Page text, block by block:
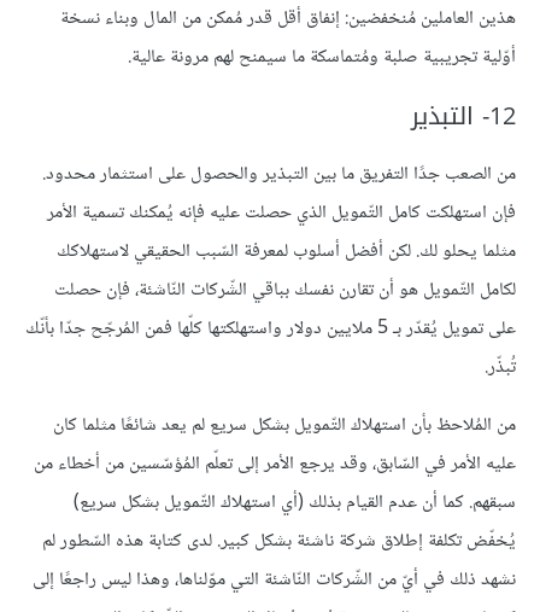
هذين العاملين مُنخفضين: إنفاق أقل قدر مُمكن من المال وبناء نسخة
أوّلية تجريبية صلبة ومُتماسكة ما سيمنح لهم مرونة عالية.
12- التبذير
من الصعب جدًا التفريق ما بين التبذير والحصول على استثمار محدود.
فإن استهلكت كامل التّمويل الذي حصلت عليه فإنه يُمكنك تسمية الأمر
مثلما يحلو لك. لكن أفضل أسلوب لمعرفة السّبب الحقيقي لاستهلاكك
لكامل التّمويل هو أن تقارن نفسك بباقي الشّركات النّاشئة، فإن حصلت
على تمويل يُقدّر بـ 5 ملايين دولار واستهلكتها كلّها فمن المُرجّح جدّا بأنّك
تُبذّر.
من المُلاحظ بأن استهلاك التّمويل بشكل سريع لم يعد شائعًا مثلما كان
عليه الأمر في السّابق، وقد يرجع الأمر إلى تعلّم المُؤسّسين من أخطاء من
سبقهم. كما أن عدم القيام بذلك (أي استهلاك التّمويل بشكل سريع)
يُخفّض تكلفة إطلاق شركة ناشئة بشكل كبير. لدى كتابة هذه السّطور لم
نشهد ذلك في أيّ من الشّركات النّاشئة التي موّلناها، وهذا ليس راجعًا إلى